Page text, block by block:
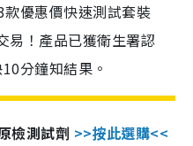
優惠價快速測試套裝
易！產品已獲衛生署認
分鐘知結果。
檢測試劑 >>按此選購<<